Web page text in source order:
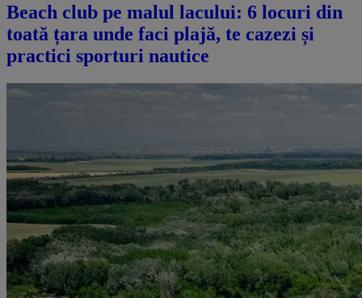
Beach club pe malul lacului: 6 locuri din
toată țara unde faci plajă, te cazezi și
practici sporturi nautice